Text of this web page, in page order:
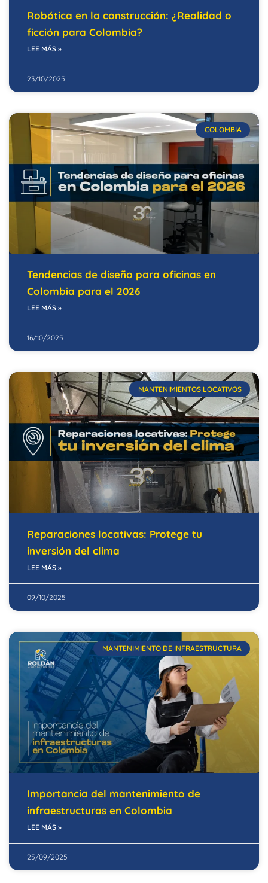
Robótica en la construcción: ¿Realidad o
ficción para Colombia?
LEE MÁS »
23/10/2025
COLOMBIA
Tendencias de diseño para oficinas en
Colombia para el 2026
LEE MÁS »
16/10/2025
MANTENIMIENTOS LOCATIVOS
Reparaciones locativas: Protege tu
inversión del clima
LEE MÁS »
09/10/2025
MANTENIMIENTO DE INFRAESTRUCTURA
Importancia del mantenimiento de
infraestructuras en Colombia
LEE MÁS »
25/09/2025